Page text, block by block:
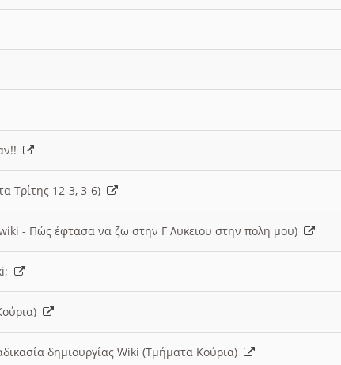
Τρίτης 12-3, 3-6)
- Πώς έφτασα να ζω στην Γ Λυκειου στην πολη μου)
δημιουργίας Wiki (Τμήματα Κούρια)